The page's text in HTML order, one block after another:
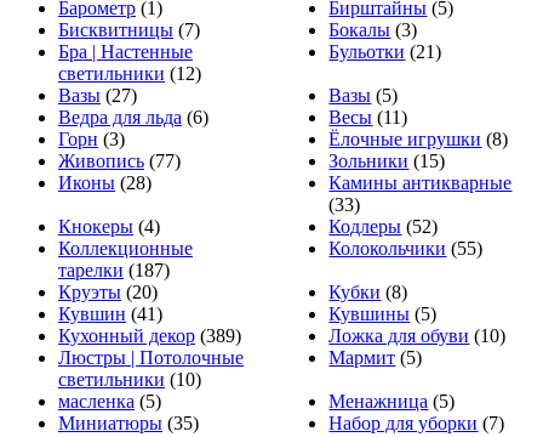
Барометр (1) Бирштайны (5)
Бисквитницы (7) Бокалы (3)
Бра | Настенные
светильники (12)
Бульотки (21)
Вазы (27) Вазы (5)
Ведра для льда (6) Весы (11)
Горн (3) Ёлочные игрушки (8)
Живопись (77) Зольники (15)
Иконы (28)
Камины антикварные
(33)
Кнокеры (4) Кодлеры (52)
Коллекционные
тарелки (187)
Колокольчики (55)
Круэты (20) Кубки (8)
Кувшин (41) Кувшины (5)
Кухонный декор (389) Ложка для обуви (10)
Люстры | Потолочные
светильники (10)
Мармит (5)
масленка (5) Менажница (5)
Миниатюры (35) Набор для уборки (7)